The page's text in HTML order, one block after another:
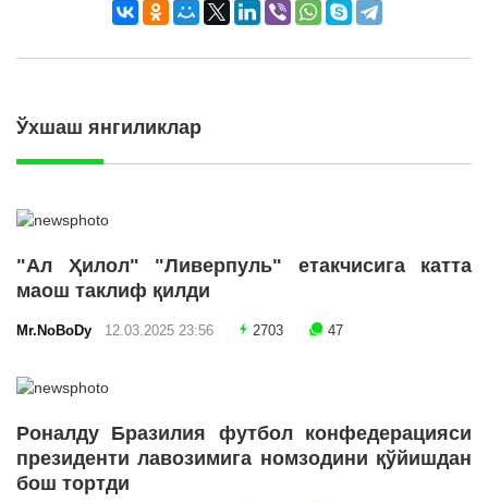
Ўхшаш янгиликлар
"Ал Ҳилол" "Ливерпуль" етакчисига катта
маош таклиф қилди
Mr.NoBoDy 12.03.2025 23:56 2703 47
Роналду Бразилия футбол конфедерацияси
президенти лавозимига номзодини қўйишдан
бош тортди